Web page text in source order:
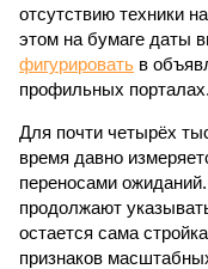
отсутствию техники
этом на бумаге даты
фигурировать в
профильных порталах.
Для почти четырёх
время давно
переносами
продолжают
остается сама
признаков